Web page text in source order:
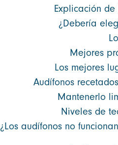
Explicación
¿Debería
Mejores
Los mejores
Audífonos
Mantenerlo
Niveles de
¿Los audífonos no